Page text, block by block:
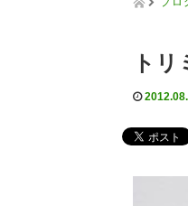
ト